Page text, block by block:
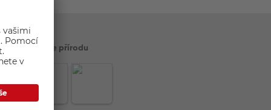
Šetříme přírodu